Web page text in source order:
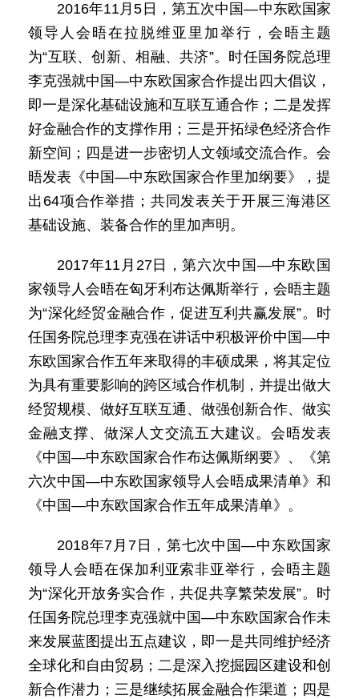
2016年11月5日，第五次中国—中东欧国家
领导人会晤在拉脱维亚里加举行，会晤主题
为“互联、创新、相融、共济”。时任国务院总理
李克强就中国—中东欧国家合作提出四大倡议，
即一是深化基础设施和互联互通合作；二是发挥
好金融合作的支撑作用；三是开拓绿色经济合作
新空间；四是进一步密切人文领域交流合作。会
晤发表《中国—中东欧国家合作里加纲要》，提
出64项合作举措；共同发表关于开展三海港区
基础设施、装备合作的里加声明。
2017年11月27日，第六次中国—中东欧国
家领导人会晤在匈牙利布达佩斯举行，会晤主题
为“深化经贸金融合作，促进互利共赢发展”。时
任国务院总理李克强在讲话中积极评价中国—中
东欧国家合作五年来取得的丰硕成果，将其定位
为具有重要影响的跨区域合作机制，并提出做大
经贸规模、做好互联互通、做强创新合作、做实
金融支撑、做深人文交流五大建议。会晤发表
《中国—中东欧国家合作布达佩斯纲要》、《第
六次中国—中东欧国家领导人会晤成果清单》和
《中国—中东欧国家合作五年成果清单》。
2018年7月7日，第七次中国—中东欧国家
领导人会晤在保加利亚索非亚举行，会晤主题
为“深化开放务实合作，共促共享繁荣发展”。时
任国务院总理李克强就中国—中东欧国家合作未
来发展蓝图提出五点建议，即一是共同维护经济
全球化和自由贸易；二是深入挖掘园区建设和创
新合作潜力；三是继续拓展金融合作渠道；四是